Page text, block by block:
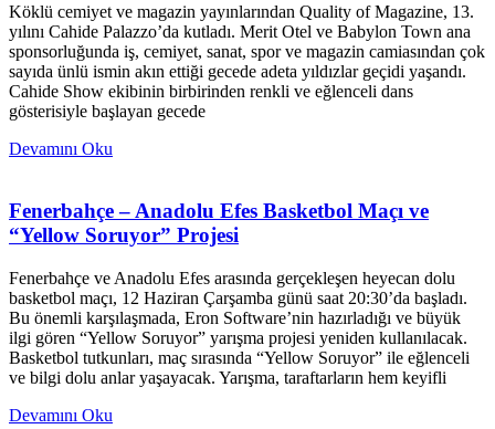
Köklü cemiyet ve magazin yayınlarından Quality of Magazine, 13.
yılını Cahide Palazzo’da kutladı. Merit Otel ve Babylon Town ana
sponsorluğunda iş, cemiyet, sanat, spor ve magazin camiasından çok
sayıda ünlü ismin akın ettiği gecede adeta yıldızlar geçidi yaşandı.
Cahide Show ekibinin birbirinden renkli ve eğlenceli dans
gösterisiyle başlayan gecede
Devamını Oku
Fenerbahçe – Anadolu Efes Basketbol Maçı ve
“Yellow Soruyor” Projesi
Fenerbahçe ve Anadolu Efes arasında gerçekleşen heyecan dolu
basketbol maçı, 12 Haziran Çarşamba günü saat 20:30’da başladı.
Bu önemli karşılaşmada, Eron Software’nin hazırladığı ve büyük
ilgi gören “Yellow Soruyor” yarışma projesi yeniden kullanılacak.
Basketbol tutkunları, maç sırasında “Yellow Soruyor” ile eğlenceli
ve bilgi dolu anlar yaşayacak. Yarışma, taraftarların hem keyifli
Devamını Oku